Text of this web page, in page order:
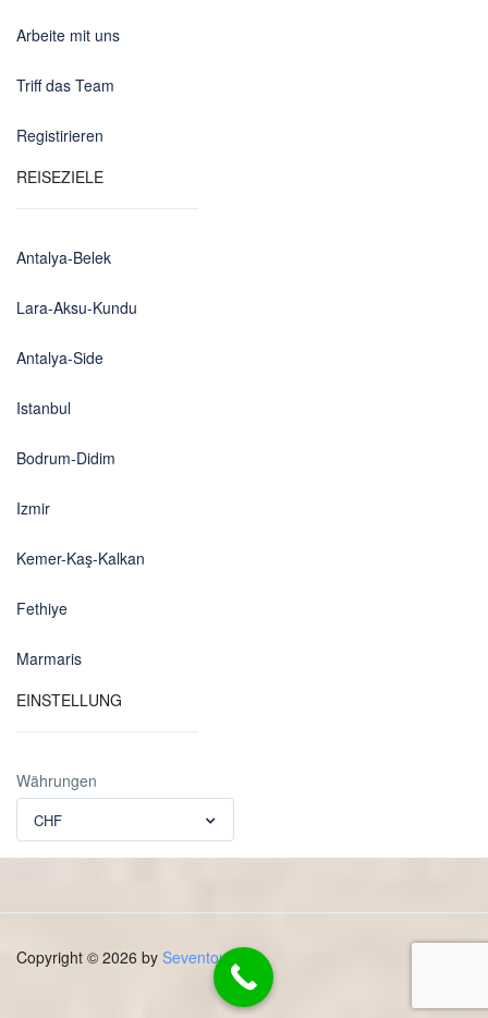
Arbeite mit uns
Triff das Team
Registirieren
REISEZIELE
Antalya-Belek
Lara-Aksu-Kundu
Antalya-Side
Istanbul
Bodrum-Didim
Izmir
Kemer-Kaş-Kalkan
Fethiye
Marmaris
EINSTELLUNG
Währungen
CHF
Copyright © 2026 by Seventours